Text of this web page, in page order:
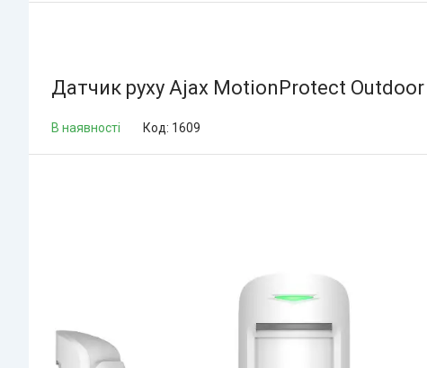
Датчик руху Ajax MotionProtect Outdoor
В наявності Код: 1609